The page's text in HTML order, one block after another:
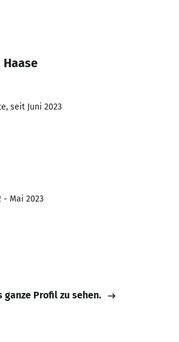
seit Juni 2023
- Mai 2023
ganze Profil zu sehen.